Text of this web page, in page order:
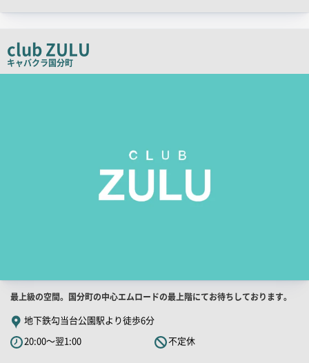
コ
ピ
club ZULU
キャバクラ国分町
店
舗
PR
キ
最上級の空間。国分町の中心エムロードの最上階にてお待ちしております。
地下鉄勾当台公園駅より徒歩6分
20:00～翌1:00
不定休